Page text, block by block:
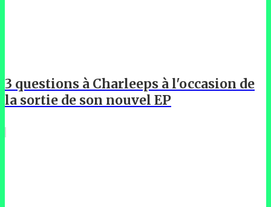
3 questions à Charleeps à l'occasion de
la sortie de son nouvel EP